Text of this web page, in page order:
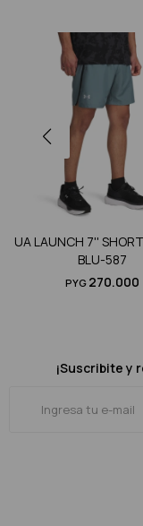
UA LAUNCH 7''
BLU-587
PYG 270.000
¡Suscribite y